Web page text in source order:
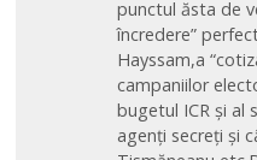
punctul ăsta de
încredere”
Hayssam,a
campaniilor
bugetul ICR și al
agenți secreți și